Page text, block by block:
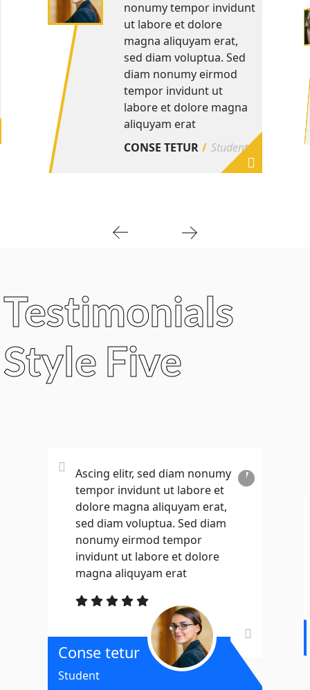
nonumy tempor invidunt
ut labore et dolore
magna aliquyam erat,
sed diam voluptua. Sed
diam nonumy eirmod
tempor invidunt ut
labore et dolore magna
aliquyam erat
CONSE TETUR
Student
Testimonials
Style Five
Ascing elitr, sed diam nonumy
tempor invidunt ut labore et
dolore magna aliquyam erat,
sed diam voluptua. Sed diam
nonumy eirmod tempor
invidunt ut labore et dolore
magna aliquyam erat
Conse tetur
Student